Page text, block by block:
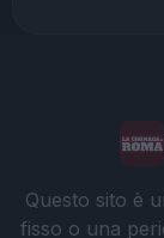
Questo sito è
fisso o una